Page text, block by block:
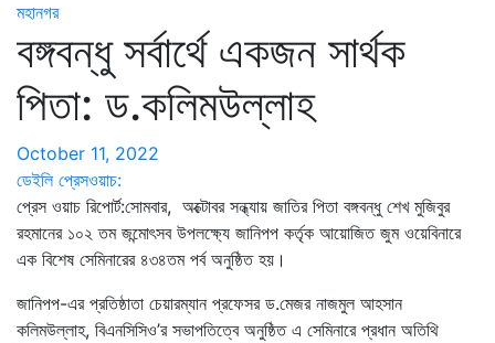
মহানগর
বঙ্গবন্ধু সর্বার্থে একজন সার্থক
পিতা: ড.কলিমউল্লাহ
October 11, 2022
ডেইলি প্রেসওয়াচ:
প্রেস ওয়াচ রিপোর্ট:সোমবার, অক্টোবর সন্ধ্যায় জাতির পিতা বঙ্গবন্ধু শেখ মুজিবুর
রহমানের ১০২ তম জন্মোৎসব উপলক্ষ্যে জানিপপ কর্তৃক আয়োজিত জুম ওয়েবিনারে
এক বিশেষ সেমিনারের ৪৩৪তম পর্ব অনুষ্ঠিত হয়।
জানিপপ-এর প্রতিষ্ঠাতা চেয়ারম্যান প্রফেসর ড.মেজর নাজমুল আহসান
কলিমউল্লাহ, বিএনসিসিও’র সভাপতিত্বে অনুষ্ঠিত এ সেমিনারে প্রধান অতিথি